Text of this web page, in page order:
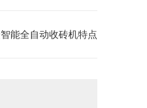
能全自动收砖机特点